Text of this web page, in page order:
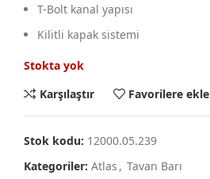
T-Bolt kanal yapısı
Kilitli kapak sistemi
Stokta yok
Karşılaştır
Favorilere ekle
Stok kodu: 12000.05.239
Kategoriler: Atlas , Tavan Barı